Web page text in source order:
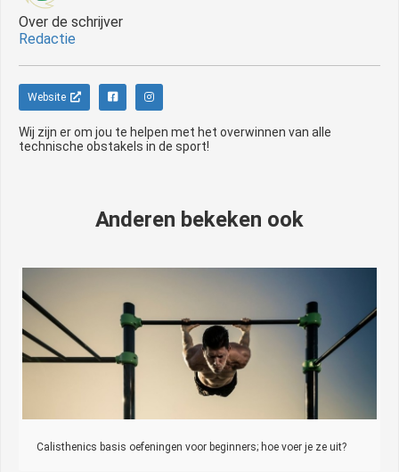
Over de schrijver
Redactie
Website
Wij zijn er om jou te helpen met het overwinnen van alle
technische obstakels in de sport!
Anderen bekeken ook
Calisthenics basis oefeningen voor beginners; hoe voer je ze uit?